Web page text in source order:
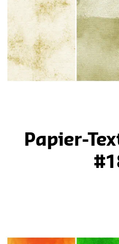
Papier-